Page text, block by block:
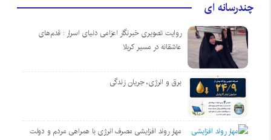
چندرسانه ای
روایت تصویری خبرنگار اعزامی دنیای اسرار : قدم‌های
عاشقانه در مسیر کربلا
برق و انرژی، جریان زندگی
مهار روند افزایشی مصرف انرژی با همراهی مردم و دولت